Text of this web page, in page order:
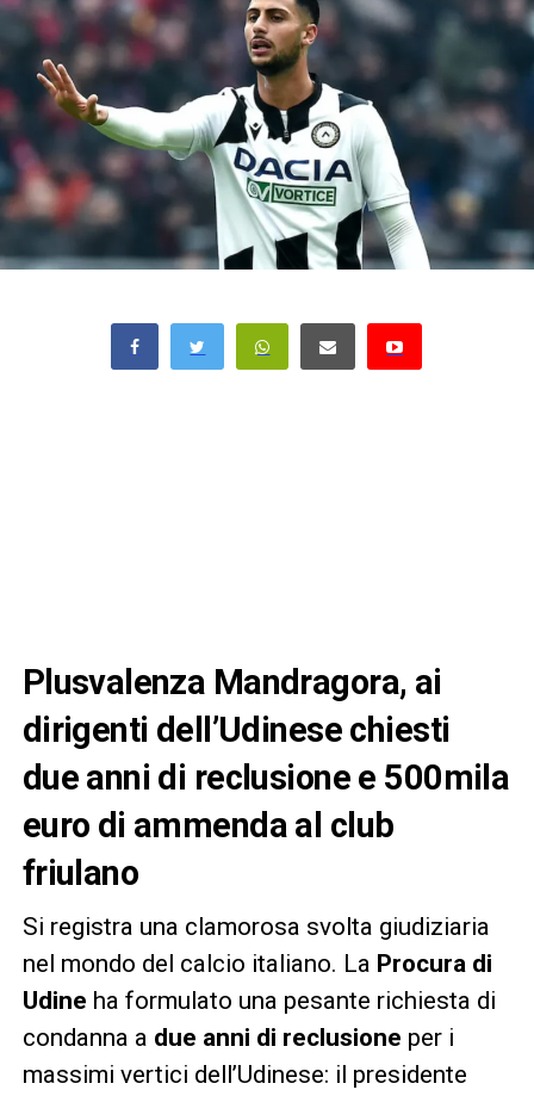
Plusvalenza Mandragora, ai
dirigenti dell’Udinese chiesti
due anni di reclusione e 500mila
euro di ammenda al club
friulano
Si registra una clamorosa svolta giudiziaria
nel mondo del calcio italiano. La Procura di
Udine ha formulato una pesante richiesta di
condanna a due anni di reclusione per i
massimi vertici dell’Udinese: il presidente